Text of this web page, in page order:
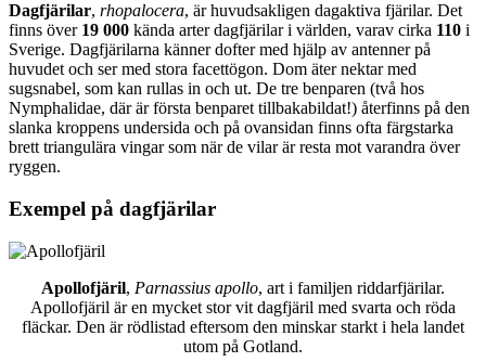
Dagfjärilar, rhopalocera, är huvudsakligen dagaktiva fjärilar. Det
finns över 19 000 kända arter dagfjärilar i världen, varav cirka 110 i
Sverige. Dagfjärilarna känner dofter med hjälp av antenner på
huvudet och ser med stora facettögon. Dom äter nektar med
sugsnabel, som kan rullas in och ut. De tre benparen (två hos
Nymphalidae, där är första benparet tillbakabildat!) återfinns på den
slanka kroppens undersida och på ovansidan finns ofta färgstarka
brett triangulära vingar som när de vilar är resta mot varandra över
ryggen.
Exempel på dagfjärilar
Apollofjäril, Parnassius apollo, art i familjen riddarfjärilar.
Apollofjäril är en mycket stor vit dagfjäril med svarta och röda
fläckar. Den är rödlistad eftersom den minskar starkt i hela landet
utom på Gotland.